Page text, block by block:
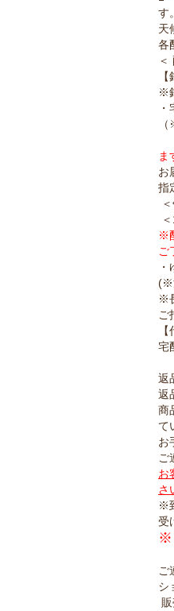
す。
天
各
＜
※
ま
お
指
※
ご
(※
※
ご
宅
返
返
商
て
お
ご
お
さ
※
受
ご
シ